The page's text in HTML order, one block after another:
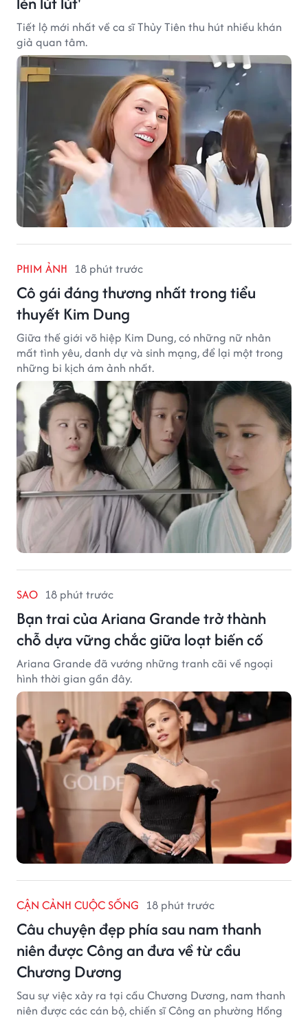
Tiết lộ mới nhất về ca sĩ Thủy Tiên thu hút nhiều khán
giả quan tâm.
PHIM ẢNH 18 phút trước
Cô gái đáng thương nhất trong tiểu
thuyết Kim Dung
Giữa thế giới võ hiệp Kim Dung, có những nữ nhân
mất tình yêu, danh dự và sinh mạng, để lại một trong
những bi kịch ám ảnh nhất.
SAO 18 phút trước
Bạn trai của Ariana Grande trở thành
chỗ dựa vững chắc giữa loạt biến cố
Ariana Grande đã vướng những tranh cãi về ngoại
hình thời gian gần đây.
CẬN CẢNH CUỘC SỐNG 18 phút trước
Câu chuyện đẹp phía sau nam thanh
niên được Công an đưa về từ cầu
Chương Dương
Sau sự việc xảy ra tại cầu Chương Dương, nam thanh
niên được các cán bộ, chiến sĩ Công an phường Hồng